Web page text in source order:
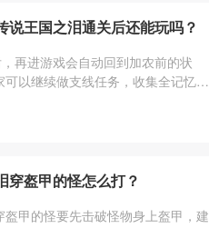
说王国之泪通关后还能玩吗？
再进游戏会自动回到加农前的状
以继续做支线任务，收集全记忆、
穿盔甲的怪怎么打？
甲的怪要先击破怪物身上盔甲，建